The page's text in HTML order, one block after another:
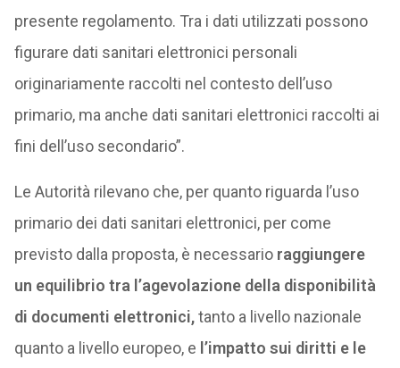
presente regolamento. Tra i dati utilizzati possono
figurare dati sanitari elettronici personali
originariamente raccolti nel contesto dell’uso
primario, ma anche dati sanitari elettronici raccolti ai
fini dell’uso secondario”.
Le Autorità rilevano che, per quanto riguarda l’uso
primario dei dati sanitari elettronici, per come
previsto dalla proposta, è necessario raggiungere
un equilibrio tra l’agevolazione della disponibilità
di documenti elettronici,tanto a livello nazionale
quanto a livello europeo, e l’impatto sui diritti e le